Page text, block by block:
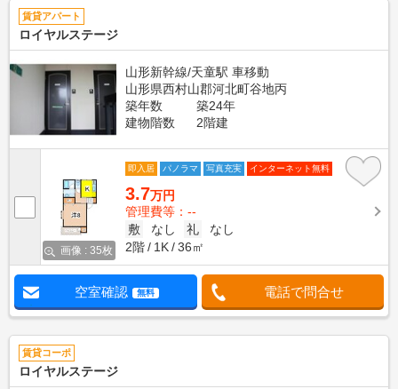
賃貸アパート
ロイヤルステージ
山形新幹線/天童駅 車移動
山形県西村山郡河北町谷地丙
築年数
築24年
建物階数
2階建
画像 : 35枚
即入居 パノラマ 写真充実 インターネット無料
3.7万円
管理費等：--
敷
なし 礼
なし
2階
1K 36㎡
空室確認 無料 電話で問合せ
賃貸コーポ
ロイヤルステージ